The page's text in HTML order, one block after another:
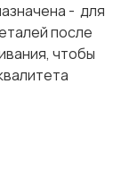
- для
после
чтобы